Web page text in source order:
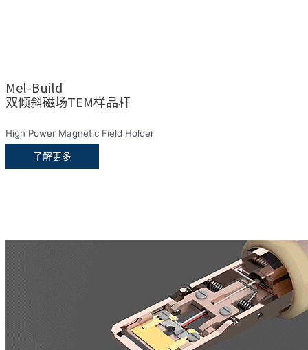
Mel-Build
双倾斜磁场TEM样品杆
High Power Magnetic Field Holder
了解更多